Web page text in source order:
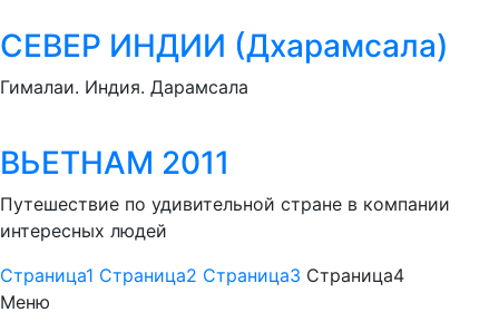
СЕВЕР ИНДИИ (Дхарамсала)
Гималаи. Индия. Дарамсала
ВЬЕТНАМ 2011
Путешествие по удивительной стране в компании
интересных людей
Страница1 Страница2 Страница3 Страница4
Меню